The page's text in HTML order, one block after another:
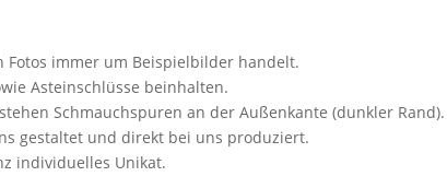
immer um Beispielbilder handelt.
Asteinschlüsse beinhalten.
Schmauchspuren an der Außenkante (dunkler Rand).
gestaltet und direkt bei uns produziert.
individuelles Unikat.